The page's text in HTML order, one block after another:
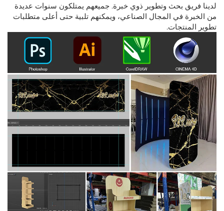
لدينا فريق بحث وتطوير ذوي خبرة. جميعهم يمتلكون سنوات عديدة
من الخبرة في المجال الصناعي، ويمكنهم تلبية حتى أعلى متطلبات
تطوير المنتجات.